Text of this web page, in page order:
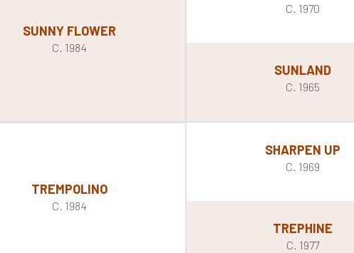
SUNNY FLOWER
C. 1984
C. 1970
SUNLAND
C. 1965
TREMPOLINO
C. 1984
SHARPEN UP
C. 1969
TREPHINE
C. 1977